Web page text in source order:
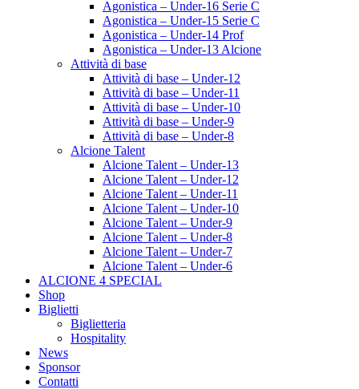
Agonistica – Under-16 Serie C
Agonistica – Under-15 Serie C
Agonistica – Under-14 Prof
Agonistica – Under-13 Alcione
Attività di base
Attività di base – Under-12
Attività di base – Under-11
Attività di base – Under-10
Attività di base – Under-9
Attività di base – Under-8
Alcione Talent
Alcione Talent – Under-13
Alcione Talent – Under-12
Alcione Talent – Under-11
Alcione Talent – Under-10
Alcione Talent – Under-9
Alcione Talent – Under-8
Alcione Talent – Under-7
Alcione Talent – Under-6
ALCIONE 4 SPECIAL
Shop
Biglietti
Biglietteria
Hospitality
News
Sponsor
Contatti